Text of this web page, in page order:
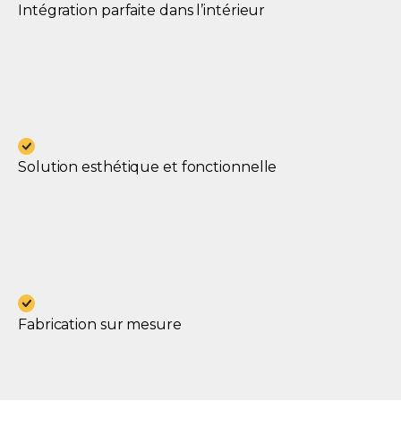
Intégration parfaite dans l’intérieur
Solution esthétique et fonctionnelle
Fabrication sur mesure